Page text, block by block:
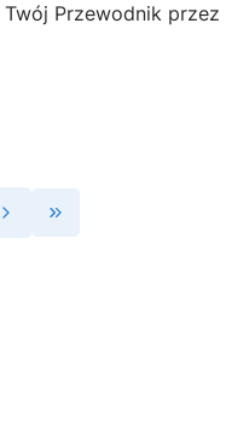
Przejdź do ostatniej